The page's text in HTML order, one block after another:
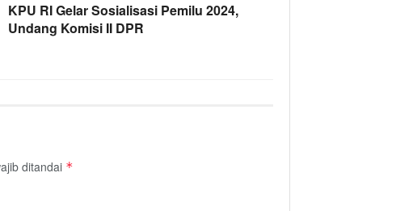
KPU RI Gelar Sosialisasi Pemilu 2024,
Undang Komisi II DPR
ditandai *